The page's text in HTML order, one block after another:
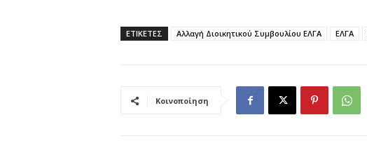
ΕΤΙΚΕΤΕΣ Αλλαγή Διοικητικού Συμβουλίου ΕΛΓΑ ΕΛΓΑ
Κοινοποίηση